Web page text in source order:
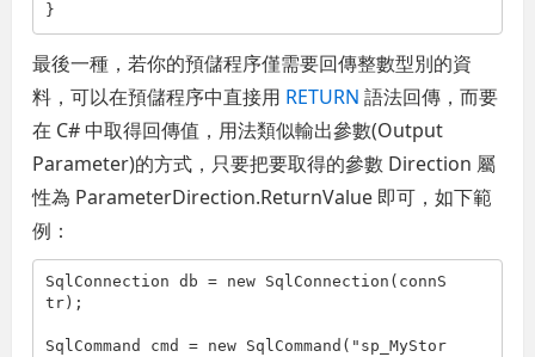
}
最後一種，若你的預儲程序僅需要回傳整數型別的資
料，可以在預儲程序中直接用 RETURN 語法回傳，而要
在 C# 中取得回傳值，用法類似輸出參數(Output
Parameter)的方式，只要把要取得的參數 Direction 屬
性為 ParameterDirection.ReturnValue 即可，如下範
例：
SqlConnection db = new SqlConnection(connS
tr);
SqlCommand cmd = new SqlCommand( "sp_MyStor